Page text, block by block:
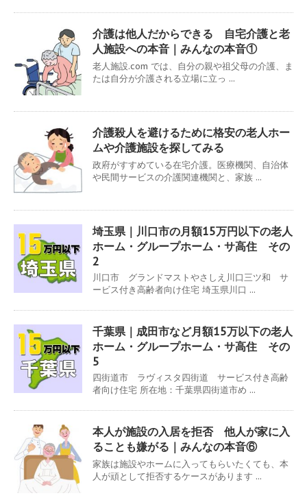
介護は他人だからできる 自宅介護と老
人施設への本音｜みんなの本音①
老人施設.com では、自分の親や祖父母の介護、ま
たは自分が介護される立場に立っ ...
介護殺人を避けるために格安の老人ホー
ムや介護施設を探してみる
政府がすすめている在宅介護。医療機関、自治体
や民間サービスの介護関連機関と、家族 ...
埼玉県｜川口市の月額15万円以下の老人
ホーム・グループホーム・サ高住 その
2
川口市 グランドマストやさしえ川口三ツ和 サ
ービス付き高齢者向け住宅 埼玉県川口 ...
千葉県｜成田市など月額15万以下の老人
ホーム・グループホーム・サ高住 その
5
四街道市 ラヴィスタ四街道 サービス付き高齢
者向け住宅 所在地：千葉県四街道市め ...
本人が施設の入居を拒否 他人が家に入
ることも嫌がる｜みんなの本音⑥
家族は施設やホームに入ってもらいたくても、本
人が頑として拒否するケースがあります ...